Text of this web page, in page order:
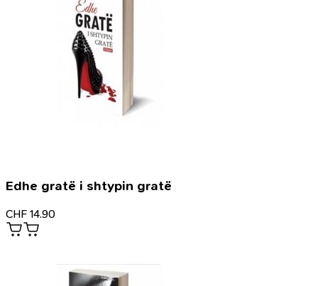
Edhe gratë i shtypin gratë
CHF 14.90